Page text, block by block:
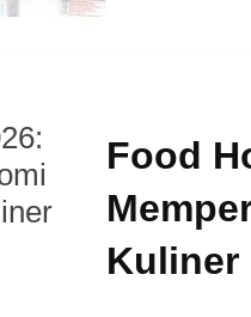
Food
Kuliner